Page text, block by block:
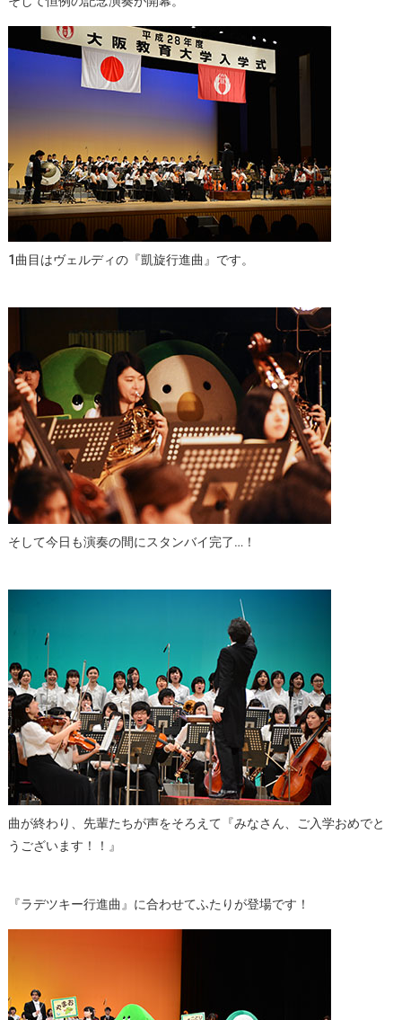
1曲目はヴェルディの『凱旋行進曲』です。
そして今日も演奏の間にスタンバイ完了…！
曲が終わり、先輩たちが声をそろえて『みなさん、ご入学おめでと
うございます！！』
『ラデツキー行進曲』に合わせてふたりが登場です！